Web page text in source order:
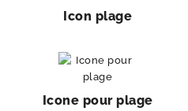
Icon plage
Icone pour plage